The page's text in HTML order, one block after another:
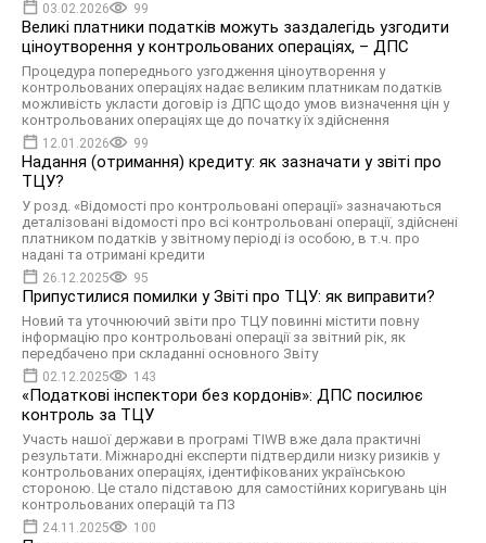
03.02.2026 99
Великі платники податків можуть заздалегідь узгодити
ціноутворення у контрольованих операціях, – ДПС
Процедура попереднього узгодження ціноутворення у
контрольованих операціях надає великим платникам податків
можливість укласти договір із ДПС щодо умов визначення цін у
контрольованих операціях ще до початку їх здійснення
12.01.2026 99
Надання (отримання) кредиту: як зазначати у звіті про
ТЦУ?
У розд. «Відомості про контрольовані операції» зазначаються
деталізовані відомості про всі контрольовані операції, здійснені
платником податків у звітному періоді із особою, в т.ч. про
надані та отримані кредити
26.12.2025 95
Припустилися помилки у Звіті про ТЦУ: як виправити?
Новий та уточнюючий звіти про ТЦУ повинні містити повну
інформацію про контрольовані операції за звітний рік, як
передбачено при складанні основного Звіту
02.12.2025 143
«Податкові інспектори без кордонів»: ДПС посилює
контроль за ТЦУ
Участь нашої держави в програмі TIWB вже дала практичні
результати. Міжнародні експерти підтвердили низку ризиків у
контрольованих операціях, ідентифікованих українською
стороною. Це стало підставою для самостійних коригувань цін
контрольованих операцій та ПЗ
24.11.2025 100